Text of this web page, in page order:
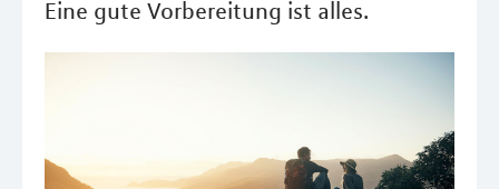
Eine gute Vorbereitung ist alles.